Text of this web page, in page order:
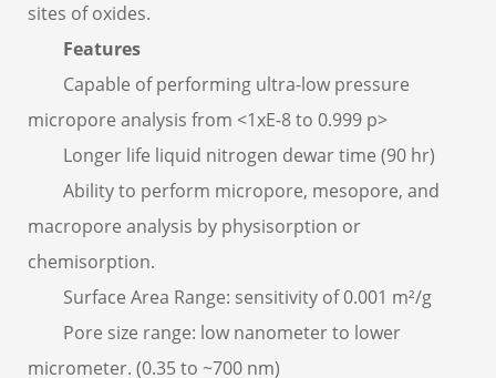
sites of oxides.
Features
Capable of performing ultra-low pressure
micropore analysis from <1xE-8 to 0.999 p>
Longer life liquid nitrogen dewar time (90 hr)
Ability to perform micropore, mesopore, and
macropore analysis by physisorption or
chemisorption.
Surface Area Range: sensitivity of 0.001 m²/g
Pore size range: low nanometer to lower
micrometer. (0.35 to ~700 nm)